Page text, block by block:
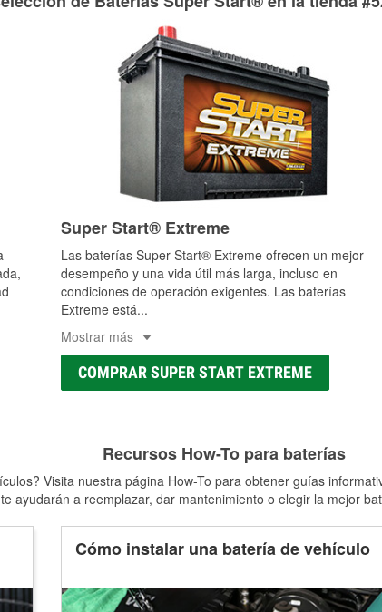
Super Start® Extreme
Las baterías Super Start® Extreme ofrecen un mejor
desempeño y una vida útil más larga, incluso en
condiciones de operación exigentes. Las baterías
Extreme está...
Mostrar más
COMPRAR SUPER START EXTREME
Recursos How-To para baterías
Visita nuestra página How-To para obtener guías
ayudarán a reemplazar, dar mantenimiento o elegir la mejor
Cómo instalar una batería de vehículo